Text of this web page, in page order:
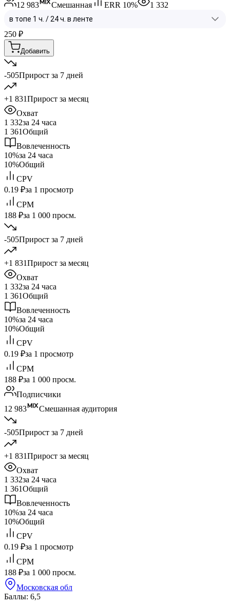
12 983 Смешанная ERR 10% 1 332
250 ₽
Добавить
-505Прирост за 7 дней
+1 831Прирост за месяц
Охват
1 332за 24 часа
1 361Общий
Вовлеченность
10%за 24 часа
10%Общий
CPV
0.19 ₽за 1 просмотр
CPM
188 ₽за 1 000 просм.
-505Прирост за 7 дней
+1 831Прирост за месяц
Охват
1 332за 24 часа
1 361Общий
Вовлеченность
10%за 24 часа
10%Общий
CPV
0.19 ₽за 1 просмотр
CPM
188 ₽за 1 000 просм.
Подписчики
12 983
Смешанная аудитория
-505Прирост за 7 дней
+1 831Прирост за месяц
Охват
1 332за 24 часа
1 361Общий
Вовлеченность
10%за 24 часа
10%Общий
CPV
0.19 ₽за 1 просмотр
CPM
188 ₽за 1 000 просм.
Московская обл
Баллы: 6,5